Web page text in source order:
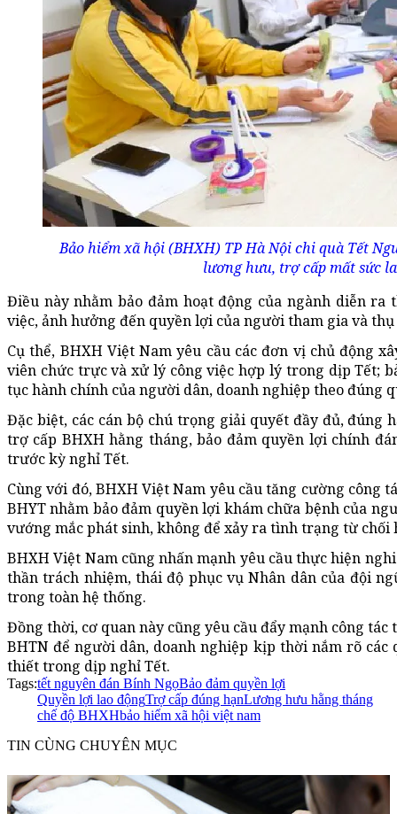
Bảo hiểm xã hội (BHXH) TP Hà Nội chi quà Tết
lương hưu, trợ cấp mất sức
Điều này nhằm bảo đảm hoạt động của ngành diễn ra
việc, ảnh hưởng đến quyền lợi của người tham gia và
Cụ thể, BHXH Việt Nam yêu cầu các đơn vị chủ động
viên chức trực và xử lý công việc hợp lý trong dịp Tết;
tục hành chính của người dân, doanh nghiệp theo đúng
Đặc biệt, các cán bộ chú trọng giải quyết đầy đủ, đúng
trợ cấp BHXH hằng tháng, bảo đảm quyền lợi chính
trước kỳ nghỉ Tết.
Cùng với đó, BHXH Việt Nam yêu cầu tăng cường công
BHYT nhằm bảo đảm quyền lợi khám chữa bệnh của
vướng mắc phát sinh, không để xảy ra tình trạng từ chối
BHXH Việt Nam cũng nhấn mạnh yêu cầu thực hiện
thần trách nhiệm, thái độ phục vụ Nhân dân của đội
trong toàn hệ thống.
Đồng thời, cơ quan này cũng yêu cầu đẩy mạnh công
BHTN để người dân, doanh nghiệp kịp thời nắm rõ
thiết trong dịp nghỉ Tết.
Tags:tết nguyên đán Bính NgọBảo đảm quyền lợi
Quyền lợi lao độngTrợ cấp đúng hạnLương hưu hằng tháng
chế độ BHXHbảo hiểm xã hội việt nam
TIN CÙNG CHUYÊN MỤC